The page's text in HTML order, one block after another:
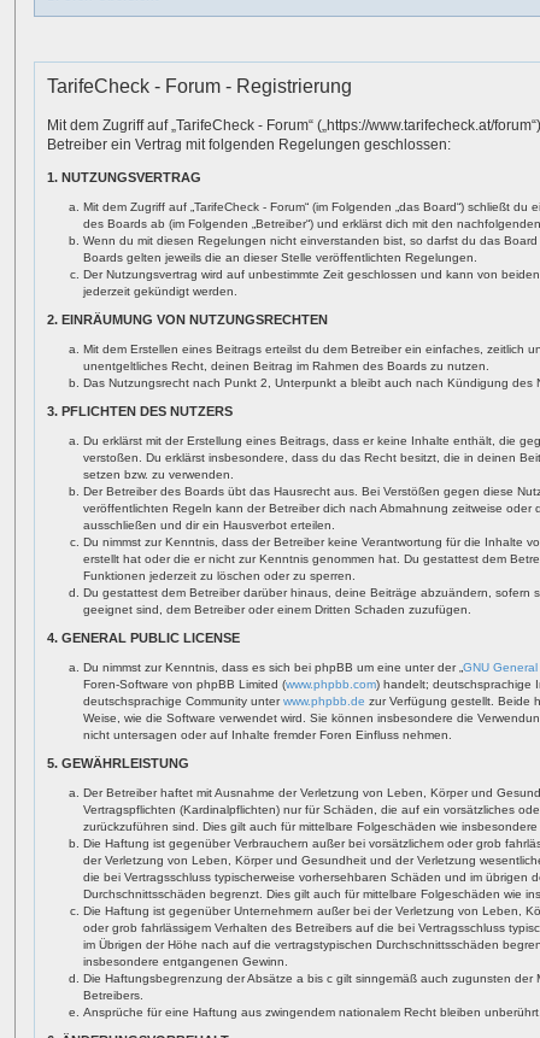
TarifeCheck - Forum - Registrierung
Mit dem Zugriff auf „TarifeCheck - Forum“ („https://www.tarifecheck.at/
Betreiber ein Vertrag mit folgenden Regelungen geschlossen:
1. NUTZUNGSVERTRAG
Mit dem Zugriff auf „TarifeCheck - Forum“ (im Folgenden „das Board“) schließt
des Boards ab (im Folgenden „Betreiber“) und erklärst dich mit den
Wenn du mit diesen Regelungen nicht einverstanden bist, so darfst du das
Boards gelten jeweils die an dieser Stelle veröffentlichten Regelungen.
Der Nutzungsvertrag wird auf unbestimmte Zeit geschlossen und kann von
jederzeit gekündigt werden.
2. EINRÄUMUNG VON NUTZUNGSRECHTEN
Mit dem Erstellen eines Beitrags erteilst du dem Betreiber ein einfaches, zeitlich
unentgeltliches Recht, deinen Beitrag im Rahmen des Boards zu nutzen.
Das Nutzungsrecht nach Punkt 2, Unterpunkt a bleibt auch nach Kündigung des
3. PFLICHTEN DES NUTZERS
Du erklärst mit der Erstellung eines Beitrags, dass er keine Inhalte enthält, die
verstoßen. Du erklärst insbesondere, dass du das Recht besitzt, die in deinen
setzen bzw. zu verwenden.
Der Betreiber des Boards übt das Hausrecht aus. Bei Verstößen gegen diese
veröffentlichten Regeln kann der Betreiber dich nach Abmahnung zeitweise
ausschließen und dir ein Hausverbot erteilen.
Du nimmst zur Kenntnis, dass der Betreiber keine Verantwortung für die Inhalte
erstellt hat oder die er nicht zur Kenntnis genommen hat. Du gestattest dem
Funktionen jederzeit zu löschen oder zu sperren.
Du gestattest dem Betreiber darüber hinaus, deine Beiträge abzuändern, sofern
geeignet sind, dem Betreiber oder einem Dritten Schaden zuzufügen.
4. GENERAL PUBLIC LICENSE
Du nimmst zur Kenntnis, dass es sich bei phpBB um eine unter der „ GNU
Foren-Software von phpBB Limited (www.phpbb.com) handelt; deutschsprachige
deutschsprachige Community unterwww.phpbb.de zur Verfügung gestellt. Beide
Weise, wie die Software verwendet wird. Sie können insbesondere die
nicht untersagen oder auf Inhalte fremder Foren Einfluss nehmen.
5. GEWÄHRLEISTUNG
Der Betreiber haftet mit Ausnahme der Verletzung von Leben, Körper und
Vertragspflichten (Kardinalpflichten) nur für Schäden, die auf ein vorsätzliches
zurückzuführen sind. Dies gilt auch für mittelbare Folgeschäden wie
Die Haftung ist gegenüber Verbrauchern außer bei vorsätzlichem oder grob
der Verletzung von Leben, Körper und Gesundheit und der Verletzung
die bei Vertragsschluss typischerweise vorhersehbaren Schäden und im übrigen
Durchschnittsschäden begrenzt. Dies gilt auch für mittelbare Folgeschäden wie
Die Haftung ist gegenüber Unternehmern außer bei der Verletzung von Leben,
oder grob fahrlässigem Verhalten des Betreibers auf die bei Vertragsschluss
im Übrigen der Höhe nach auf die vertragstypischen Durchschnittsschäden
insbesondere entgangenen Gewinn.
Die Haftungsbegrenzung der Absätze a bis c gilt sinngemäß auch zugunsten der
Betreibers.
Ansprüche für eine Haftung aus zwingendem nationalem Recht bleiben